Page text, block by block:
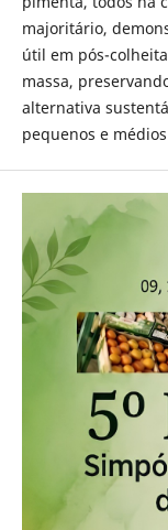
majoritário,
útil em pós-
massa,
alternativa
pequenos e